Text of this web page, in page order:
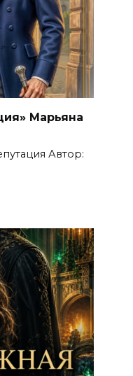
Марьяна
Автор: